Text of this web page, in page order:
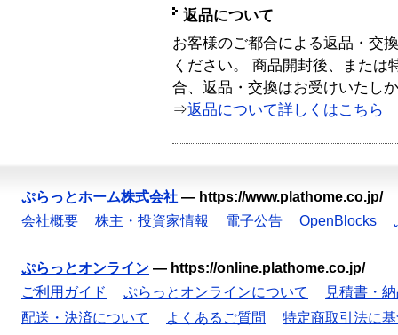
返品について
お客様のご都合による返品・交
ください。 商品開封後、または
合、返品・交換はお受けいたし
⇒返品について詳しくはこちら
ぷらっとホーム株式会社 — https://www.plathome.co.jp/
会社概要
株主・投資家情報 電子公告 OpenBlocks
ぷらっとオンライン — https://online.plathome.co.jp/
ご利用ガイド
ぷらっとオンラインについて
見積書・
配送・決済について
よくあるご質問
特定商取引法に